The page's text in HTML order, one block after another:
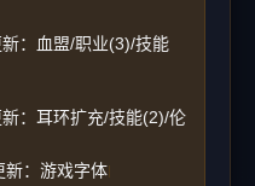
：血盟/职业(3)/技能
：耳环扩充/技能(2)/伦
新：游戏字体|